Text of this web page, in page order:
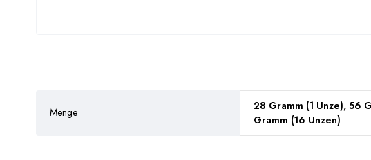
Menge
28 Gramm (1 Unze), 56
Gramm (16 Unzen)